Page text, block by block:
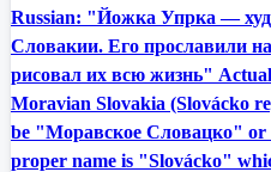
Russian: "Йожка Упрка —
Словакии. Его прославили
рисовал их всю жизнь"
Moravian Slovakia (Slovácko
be "Моравское Словацко"
proper name is "Slovácko"